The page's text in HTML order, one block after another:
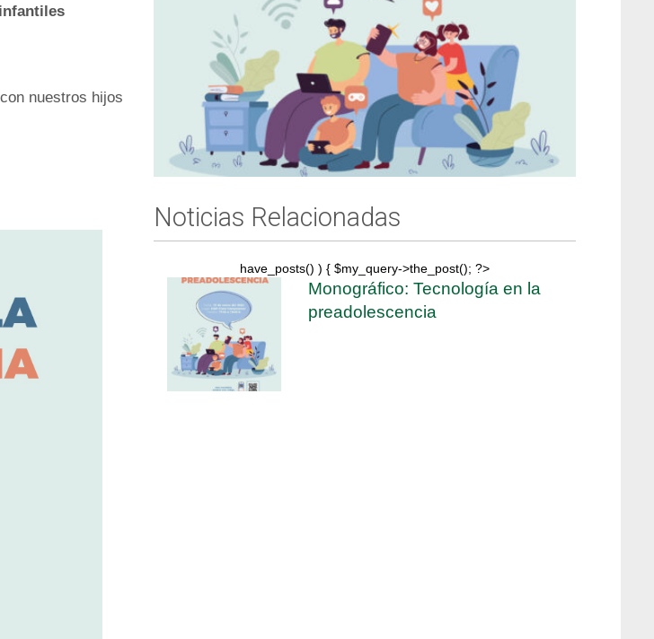
nuestros hijos
Noticias Relacionadas
have_posts() ) { $my_query->the_post(); ?>
Monográfico: Tecnología en la
preadolescencia